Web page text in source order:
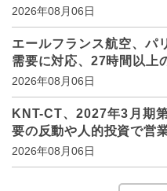
2026年08月06日
エールフランス航空、パ
需要に対応、27時間以上
2026年08月06日
KNT-CT、2027年3月期
要の反動や人的投資で営
2026年08月06日